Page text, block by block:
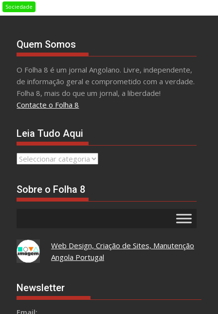
Sociedade
Quem Somos
O Folha 8 é um jornal Angolano. Livre, independente,
de informação geral e comprometido com a verdade.
Folha 8, mais do que um jornal, a liberdade!
Contacte o Folha 8
Leia Tudo Aqui
Leia
Sobre o Folha 8
Web Design, Criação de Sites, Manutenção
Angola Portugal
Newsletter